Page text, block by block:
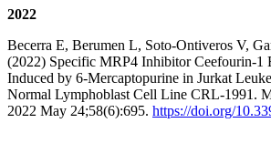
2022
Becerra E, Berumen L, Soto-Ontiveros V,
(2022) Specific MRP4 Inhibitor Ceefourin-1
Induced by 6-Mercaptopurine in Jurkat
Normal Lymphoblast Cell Line CRL-1991.
2022 May 24;58(6):695. https://doi.org/